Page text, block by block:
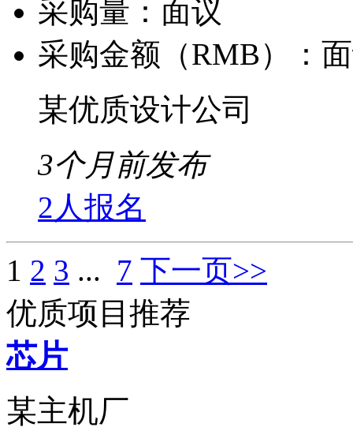
采购量： 面议
采购金额（RMB）：
某优质设计公司
3个月前发布
2人报名
1 2 3 ... 7 下一页>>
优质项目推荐
芯片
某主机厂